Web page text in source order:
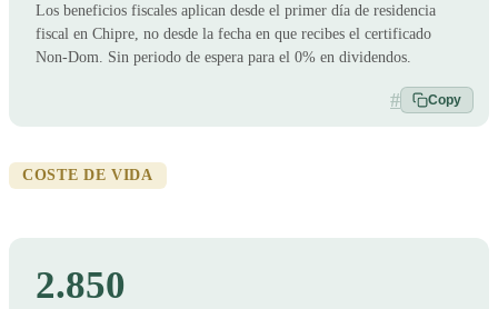
Los beneficios fiscales aplican desde el primer día de residencia
fiscal en Chipre, no desde la fecha en que recibes el certificado
Non-Dom. Sin periodo de espera para el 0% en dividendos.
# Copy
COSTE DE VIDA
2.850